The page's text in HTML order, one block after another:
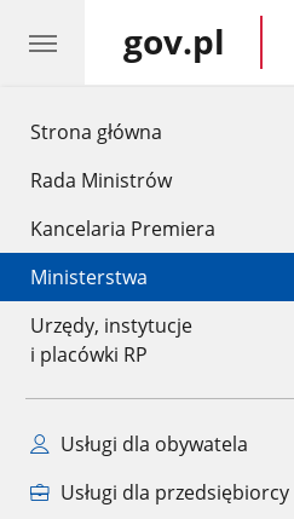
Strona główna
Rada Ministrów
Kancelaria Premiera
Ministerstwa
Urzędy, instytucje
i placówki RP
Usługi dla obywatela
Usługi dla przedsiębiorcy
gov.pl